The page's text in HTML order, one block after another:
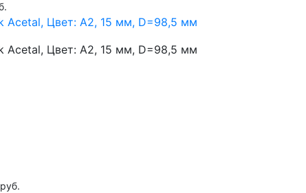
Acetal, Цвет: A2, 15 мм, D=98,5 мм
Acetal, Цвет: A2, 15 мм, D=98,5 мм